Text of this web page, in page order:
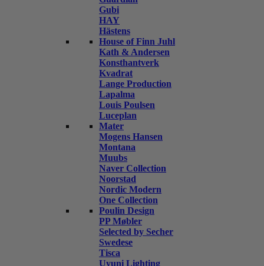
Gubi
HAY
Hästens
House of Finn Juhl
Kath & Andersen
Konsthantverk
Kvadrat
Lange Production
Lapalma
Louis Poulsen
Luceplan
Mater
Mogens Hansen
Montana
Muubs
Naver Collection
Noorstad
Nordic Modern
One Collection
Poulin Design
PP Møbler
Selected by Secher
Swedese
Tisca
Uyuni Lighting